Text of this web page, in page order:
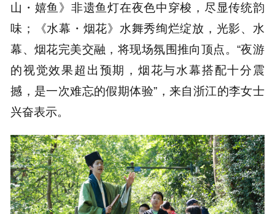
山・嬉鱼》非遗鱼灯在夜色中穿梭，尽显传统韵
味；《水幕・烟花》水舞秀绚烂绽放，光影、水
幕、烟花完美交融，将现场氛围推向顶点。“夜游
的视觉效果超出预期，烟花与水幕搭配十分震
撼，是一次难忘的假期体验”，来自浙江的李女士
兴奋表示。